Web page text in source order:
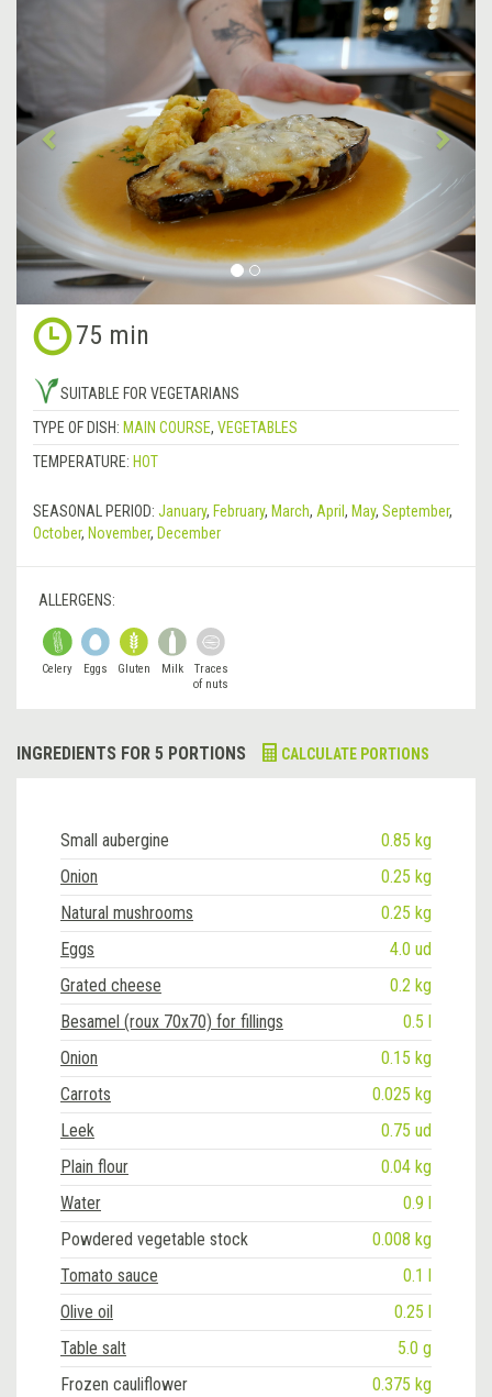
75 min
SUITABLE FOR VEGETARIANS
TYPE OF DISH: MAIN COURSE, VEGETABLES
TEMPERATURE: HOT
SEASONAL PERIOD: January, February, March, April , May, September,
October, November, December
ALLERGENS:
Celery Eggs Gluten Milk
Traces
of nuts
INGREDIENTS FOR 5 PORTIONS CALCULATE PORTIONS
Small aubergine
0.85 kg
Onion
0.25 kg
Natural mushrooms
0.25 kg
Eggs
4.0 ud
Grated cheese
0.2 kg
Besamel (roux 70x70) for fillings
0.5 l
Onion
0.15 kg
Carrots
0.025 kg
Leek
0.75 ud
Plain flour
0.04 kg
Water
0.9 l
Powdered vegetable stock
0.008 kg
Tomato sauce
0.1 l
Olive oil
0.25 l
Table salt
5.0 g
Frozen cauliflower
0.375 kg